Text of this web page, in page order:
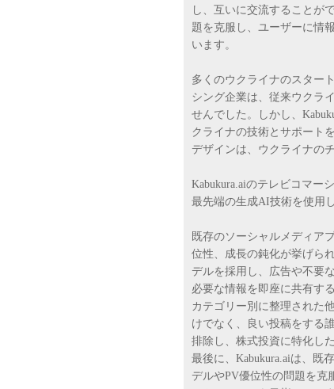
し、互いに交流することが
題を克服し、ユーザーに情
います。
多くのウクライナのスター
シング企業は、従来ウクラ
せんでした。しかし、
クライナの技術とサポート
デザインは、ウクライナの
Kabukura.aiのテレビコマー
最先端の生成AI技術を使用
既存のソーシャルメディア
位性、成長の鈍化が挙げら
デルを採用し、広告や不要
必要な情報を即座に共有す
カテゴリー別に整理された
けでなく、良い投稿をする
排除し、株式投資に特化し
最後に、Kabukura.aiは、既
デルやPV優位性の問題を克